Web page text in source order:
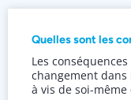
Quelles sont les
Les
changement
à vis de soi-